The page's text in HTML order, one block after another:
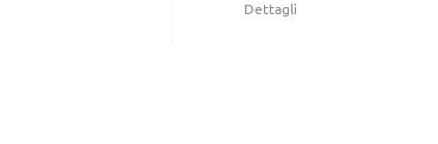
Dettagli